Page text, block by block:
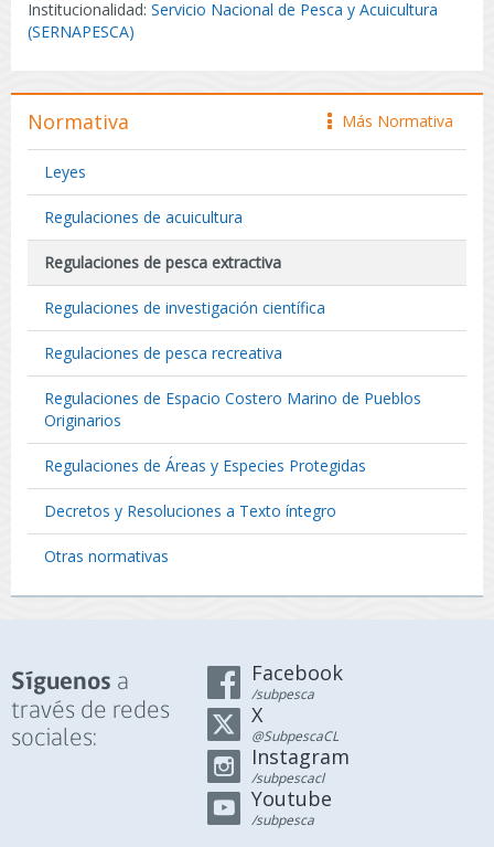
Institucionalidad: Servicio Nacional de Pesca y Acuicultura
(SERNAPESCA)
icono
Más Normativa
Normativa
Leyes
Regulaciones de acuicultura
Regulaciones de pesca extractiva
Regulaciones de investigación científica
Regulaciones de pesca recreativa
Regulaciones de Espacio Costero Marino de Pueblos
Originarios
Regulaciones de Áreas y Especies Protegidas
Decretos y Resoluciones a Texto íntegro
Otras normativas
Síguenos a
través de redes
sociales:
Facebook
/subpesca
X
@SubpescaCL
Instagram
/subpescacl
Youtube
/subpesca